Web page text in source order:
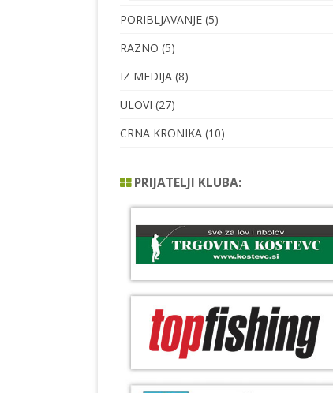
PORIBLJAVANJE (5)
RAZNO (5)
IZ MEDIJA (8)
ULOVI (27)
CRNA KRONIKA (10)
PRIJATELJI KLUBA: